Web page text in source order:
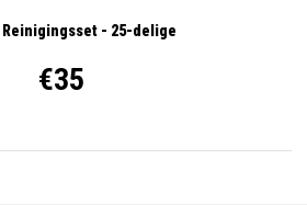
Reinigingsset - 25-delige
€35